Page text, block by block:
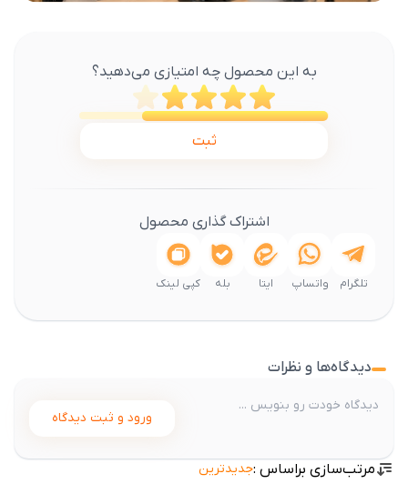
به این محصول چه امتیازی می‌دهید؟
ثبت
اشتراک گذاری محصول
تلگرام واتساپ ایتا بله کپی لینک
دیدگاه‌ها و نظرات
ورود و ثبت دیدگاه
مرتب‌سازی براساس :جدیدترین